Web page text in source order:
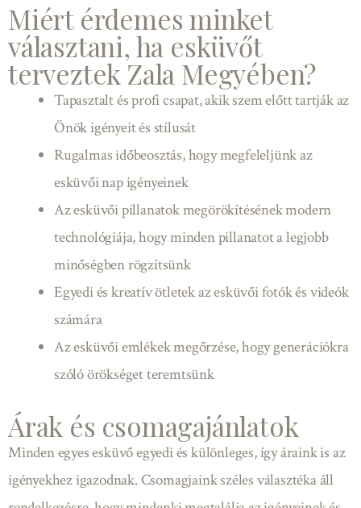
Miért érdemes minket
választani, ha esküvőt
terveztek Zala Megyében?
Tapasztalt és profi csapat, akik szem előtt tartják az
Önök igényeit és stílusát
Rugalmas időbeosztás, hogy megfeleljünk az
esküvői nap igényeinek
Az esküvői pillanatok megörökítésének modern
technológiája, hogy minden pillanatot a legjobb
minőségben rögzítsünk
Egyedi és kreatív ötletek az esküvői fotók és videók
számára
Az esküvői emlékek megőrzése, hogy generációkra
szóló örökséget teremtsünk
Árak és csomagajánlatok
Minden egyes esküvő egyedi és különleges, így áraink is az
igényekhez igazodnak. Csomagjaink széles választéka áll